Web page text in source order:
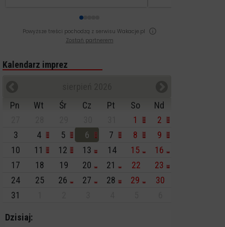
Powyższe treści pochodzą z serwisu Wakacje.pl
Zostań partnerem
Kalendarz imprez
Pn
Wt Śr Cz Pt So
Nd
1
2
3
4 5 6 7 8
9
10
11 12 13 14 15
16
17
18 19 20 21 22
23
24
25 26 27 28 29
30
31
Dzisiaj: